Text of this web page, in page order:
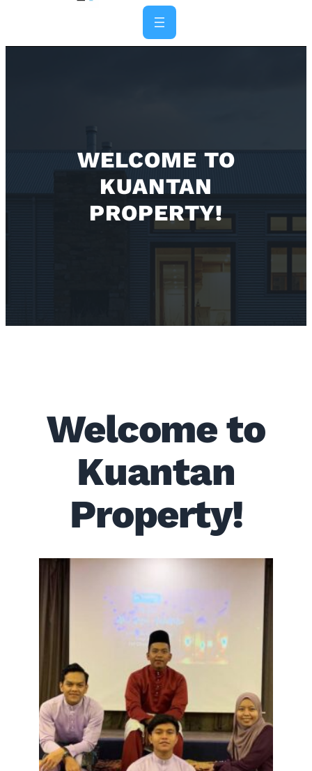
content
WELCOME TO
KUANTAN
PROPERTY!
Welcome to
Kuantan
Property!